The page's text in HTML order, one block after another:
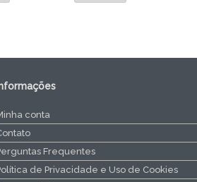
conta
Frequentes
de Privacidade e Uso de Cookies